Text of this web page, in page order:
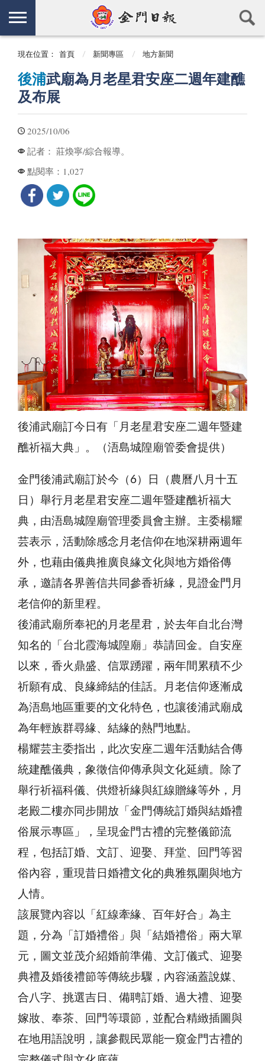
現在位置： 首頁 新聞專區 地方新聞
後浦武廟為月老星君安座二週年建醮
及布展
2025/10/06
記者： 莊煥寧/綜合報導。
點閱率： 1,027
後浦武廟訂今日有「月老星君安座二週年暨建
醮祈福大典」。（浯島城隍廟管委會提供）
金門後浦武廟訂於今（6）日（農曆八月十五
日）舉行月老星君安座二週年暨建醮祈福大
典，由浯島城隍廟管理委員會主辦。主委楊耀
芸表示，活動除感念月老信仰在地深耕兩週年
外，也藉由儀典推廣良緣文化與地方婚俗傳
承，邀請各界善信共同參香祈緣，見證金門月
老信仰的新里程。
後浦武廟所奉祀的月老星君，於去年自北台灣
知名的「台北霞海城隍廟」恭請回金。自安座
以來，香火鼎盛、信眾踴躍，兩年間累積不少
祈願有成、良緣締結的佳話。月老信仰逐漸成
為浯島地區重要的文化特色，也讓後浦武廟成
為年輕族群尋緣、結緣的熱門地點。
楊耀芸主委指出，此次安座二週年活動結合傳
統建醮儀典，象徵信仰傳承與文化延續。除了
舉行祈福科儀、供燈祈緣與紅線贈緣等外，月
老殿二樓亦同步開放「金門傳統訂婚與結婚禮
俗展示專區」，呈現金門古禮的完整儀節流
程，包括訂婚、文訂、迎娶、拜堂、回門等習
俗內容，重現昔日婚禮文化的典雅氛圍與地方
人情。
該展覽內容以「紅線牽緣、百年好合」為主
題，分為「訂婚禮俗」與「結婚禮俗」兩大單
元，圖文並茂介紹婚前準備、文訂儀式、迎娶
典禮及婚後禮節等傳統步驟，內容涵蓋說媒、
合八字、挑選吉日、備聘訂婚、過大禮、迎娶
嫁妝、奉茶、回門等環節，並配合精緻插圖與
在地用語說明，讓參觀民眾能一窺金門古禮的